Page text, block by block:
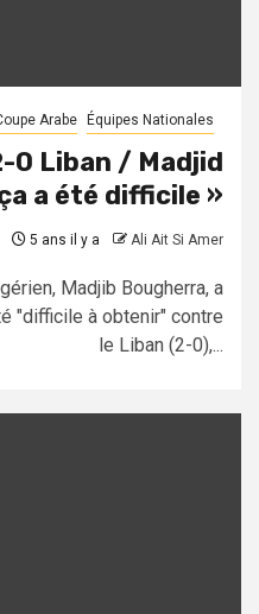
Arabe Équipes Nationales
0 Liban / Madjid
a été difficile »
5 ans il y a Ali Ait Si Amer
Madjib Bougherra, a
"difficile à obtenir" contre
le Liban (2-0),...